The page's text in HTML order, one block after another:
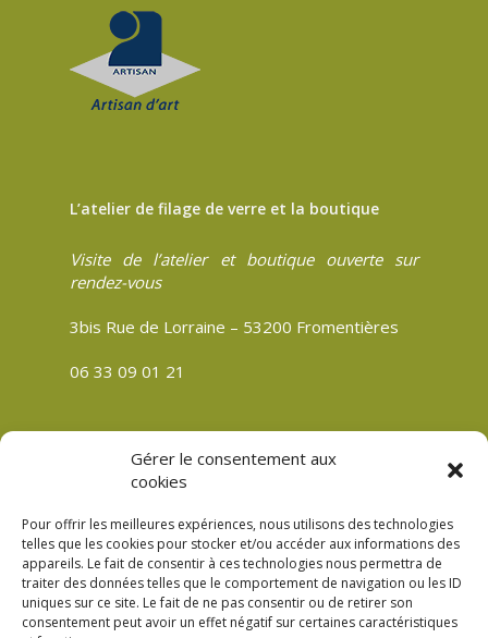
Gérer le consentement aux
cookies
Pour offrir les meilleures expériences, nous utilisons des technologies
telles que les cookies pour stocker et/ou accéder aux informations des
appareils. Le fait de consentir à ces technologies nous permettra de
traiter des données telles que le comportement de navigation ou les ID
uniques sur ce site. Le fait de ne pas consentir ou de retirer son
consentement peut avoir un effet négatif sur certaines caractéristiques
L’atelier de filage de verre et la boutique
Visite de l’atelier et boutique ouverte sur
rendez-vous
3bis Rue de Lorraine – 53200 Fromentières
06 33 09 01 21
Mentions légales
Plan du site
Politique de cookies (UE)